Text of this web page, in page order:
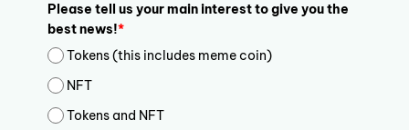
Please tell us your main interest to give you the
best news!*
Tokens (this includes meme coin)
NFT
Tokens and NFT